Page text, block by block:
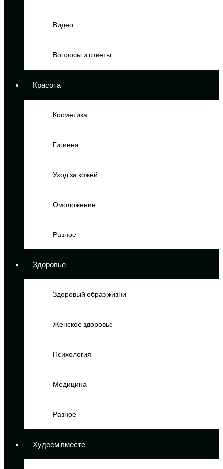
Видео
Вопросы и ответы
Красота
Косметика
Гигиена
Уход за кожей
Омоложение
Разное
Здоровье
Здоровый образ жизни
Женское здоровье
Психология
Медицина
Разное
Худеем вместе